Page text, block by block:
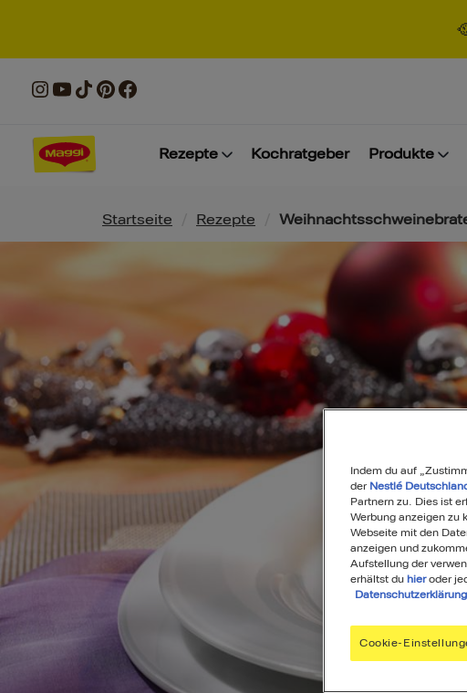
Rezepte Kochratgeber Produkte
Pfadnavigation
Startseite Rezepte
Indem du auf
der Nestlé
Partnern zu. Dies ist
Werbung anzeigen zu
Webseite mit den
anzeigen und
Aufstellung der
erhältst du hieroder
Datenschutzerklärung
Cookie-